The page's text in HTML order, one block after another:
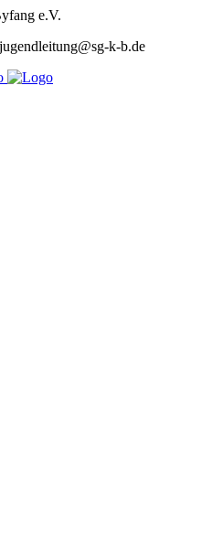
e.V.
k-b.de